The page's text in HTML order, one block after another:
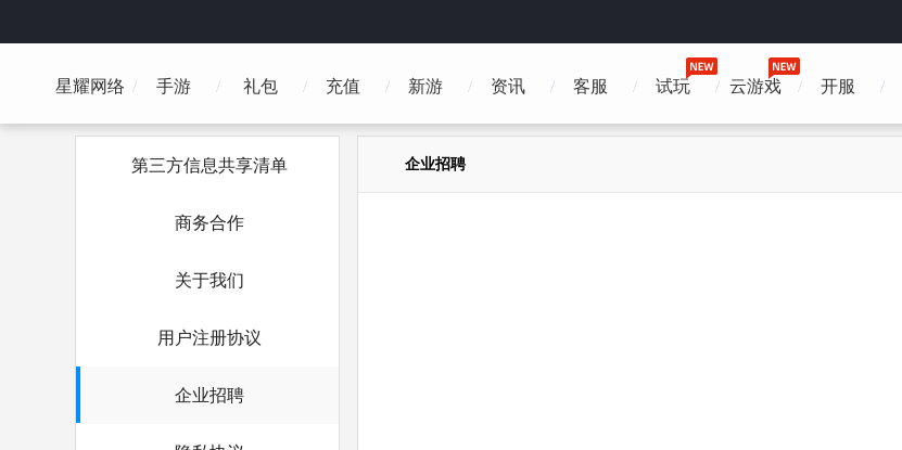
星耀网络 手游 礼包 充值 新游 资讯 客服 试玩 云游戏 开服
第三方信息共享清单
商务合作
关于我们
用户注册协议
企业招聘
企业招聘